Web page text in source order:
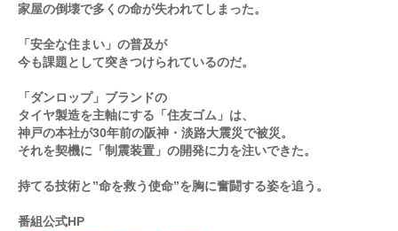
家屋の倒壊で多くの命が失われてしまった。
「安全な住まい」の普及が
今も課題として突きつけられているのだ。
「ダンロップ」ブランドの
タイヤ製造を主軸にする「住友ゴム」は、
神戸の本社が30年前の阪神・淡路大震災で被災。
それを契機に「制震装置」の開発に力を注いできた。
持てる技術と”命を救う使命”を胸に奮闘する姿を追う。
番組公式HP